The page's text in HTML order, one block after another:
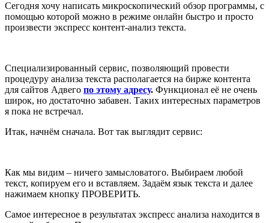
Сегодня хочу написать микроскопический обзор программы, с
помощью которой можно в режиме онлайн быстро и просто
произвести экспресс контент-анализ текста.
Специализированный сервис, позволяющий провести
процедуру анализа текста располагается на бирже контента
для сайтов Адвего по этому адресу. Функционал её не очень
широк, но достаточно забавен. Таких интересных параметров
я пока не встречал.
Итак, начнём сначала. Вот так выглядит сервис:
Как мы видим – ничего замысловатого. Выбираем любой
текст, копируем его и вставляем. Задаём язык текста и далее
нажимаем кнопку ПРОВЕРИТЬ.
Самое интересное в результатах экспресс анализа находится в